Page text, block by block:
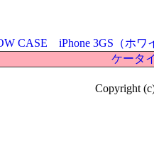
CASE iPhone 3GS（ホワ
ケータ
Copyright